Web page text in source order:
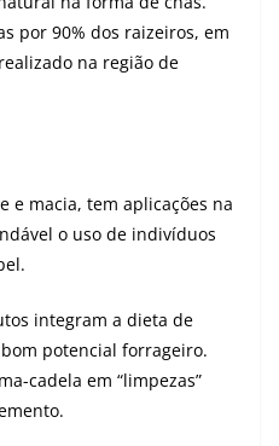
por 90% dos raizeiros, em
realizado na região de
e macia, tem aplicações na
o uso de indivíduos
integram a dieta de
potencial forrageiro.
cadela em “limpezas”